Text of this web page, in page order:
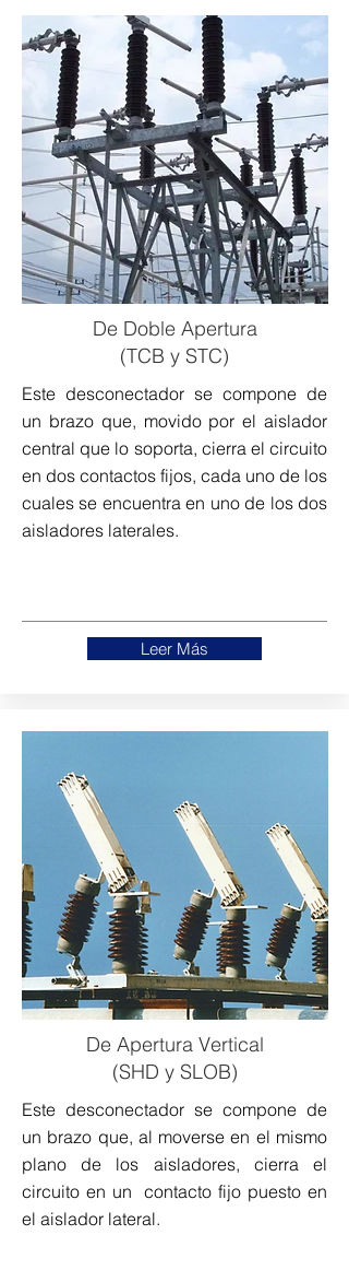
De Doble Apertura
(TCB y STC)
Este desconectador se compone de
un brazo que, movido por el aislador
central que lo soporta, cierra el circuito
en dos contactos fijos, cada uno de los
cuales se encuentra en uno de los dos
aisladores laterales.
Leer Más
De Apertura Vertical
(SHD y SLOB)
Este desconectador se compone de
un brazo que, al moverse en el mismo
plano de los aisladores, cierra el
circuito en un contacto fijo puesto en
el aislador lateral.